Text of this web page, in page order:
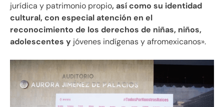
jurídica y patrimonio propio, así como su identidad
cultural, con especial atención en el
reconocimiento de los derechos de niñas, niños,
adolescentes y jóvenes indígenas y afromexicanos».